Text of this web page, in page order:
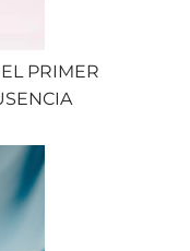
EL PRIMER